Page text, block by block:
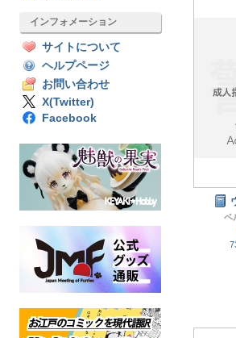
インフォメーション
サイトについて
ヘルプページ
お問い合わせ
X(Twitter)
Facebook
ベ